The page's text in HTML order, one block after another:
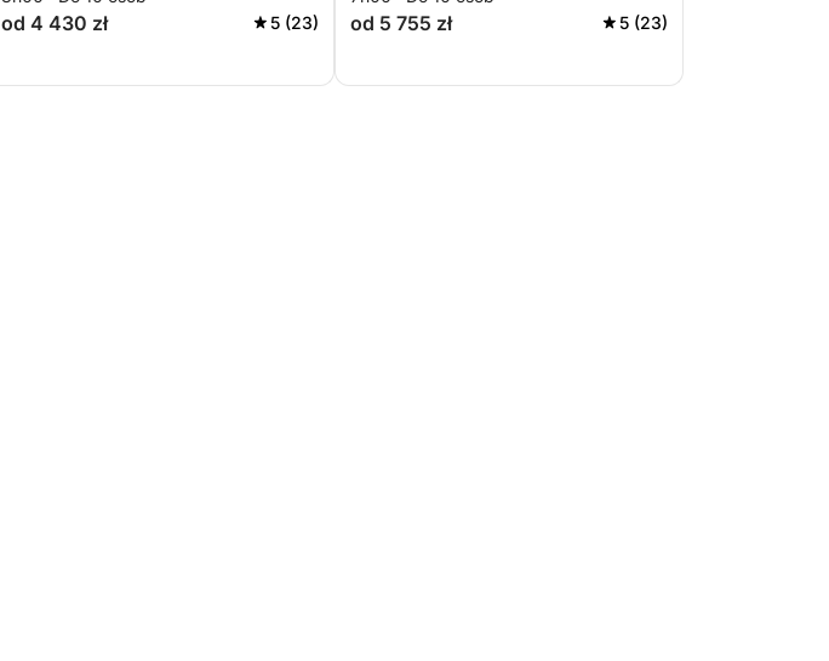
od 4 430 zł 5 (23) od 5 755 zł 5 (23)